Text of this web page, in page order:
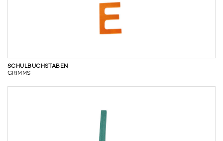
SCHULBUCHSTABEN
GRIMMS